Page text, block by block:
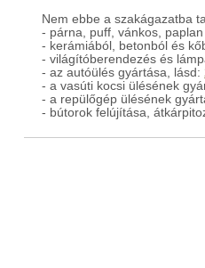
Nem ebbe a szakágazatba
- párna, puff, vánkos,
- kerámiából, betonból és
- világítóberendezés és
- az autóülés gyártása, lásd:
- a vasúti kocsi ülésének
- a repülőgép ülésének
- bútorok felújítása,